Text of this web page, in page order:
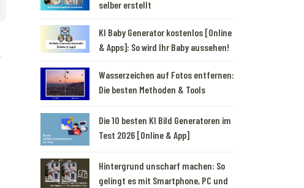
selber erstellt
KI Baby Generator kostenlos [Online
& Apps]: So wird Ihr Baby aussehen!
Wasserzeichen auf Fotos entfernen:
Die besten Methoden & Tools
Die 10 besten KI Bild Generatoren im
Test 2026 [Online & App]
Hintergrund unscharf machen: So
gelingt es mit Smartphone, PC und